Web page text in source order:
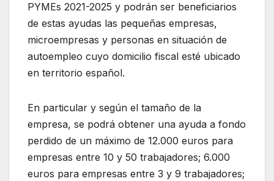
PYMEs 2021-2025 y podrán ser beneficiarios
de estas ayudas las pequeñas empresas,
microempresas y personas en situación de
autoempleo cuyo domicilio fiscal esté ubicado
en territorio español.
En particular y según el tamaño de la
empresa, se podrá obtener una ayuda a fondo
perdido de un máximo de 12.000 euros para
empresas entre 10 y 50 trabajadores; 6.000
euros para empresas entre 3 y 9 trabajadores;